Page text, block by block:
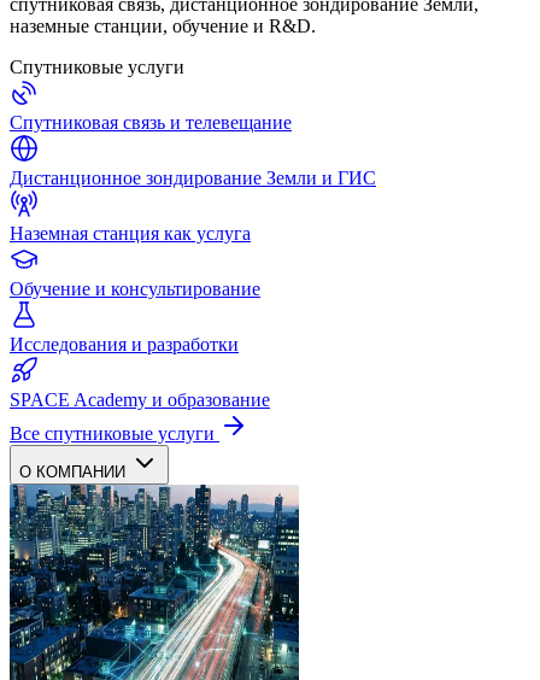
спутниковая связь, дистанционное зондирование Земли,
наземные станции, обучение и R&D.
Спутниковые услуги
Спутниковая связь и телевещание
Дистанционное зондирование Земли и ГИС
Наземная станция как услуга
Обучение и консультирование
Исследования и разработки
SPACE Academy и образование
Все спутниковые услуги
О КОМПАНИИ